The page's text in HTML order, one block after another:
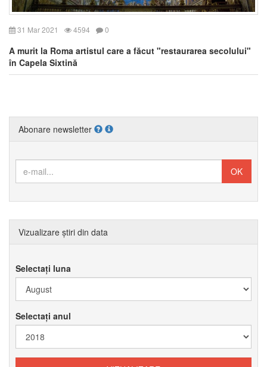
31 Mar 2021 4594 0
A murit la Roma artistul care a făcut "restaurarea secolului"
în Capela Sixtină
Abonare newsletter
Vizualizare știri din data
Selectați luna
Selectați anul